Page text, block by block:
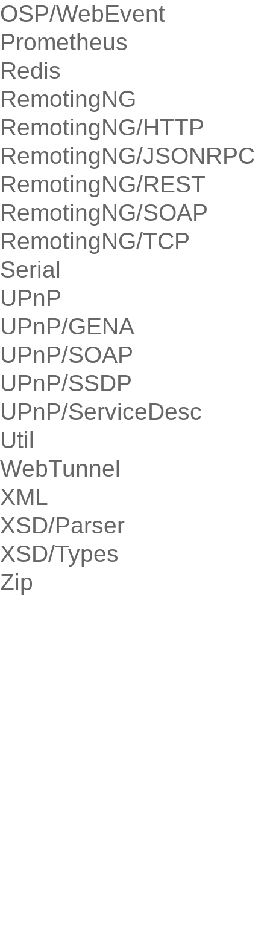
OSP/WebEvent
Prometheus
Redis
RemotingNG
RemotingNG/HTTP
RemotingNG/JSONRPC
RemotingNG/REST
RemotingNG/SOAP
RemotingNG/TCP
Serial
UPnP
UPnP/GENA
UPnP/SOAP
UPnP/SSDP
UPnP/ServiceDesc
Util
WebTunnel
XML
XSD/Parser
XSD/Types
Zip